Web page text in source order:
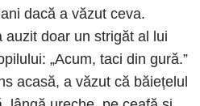
dacă a văzut ceva.
auzit doar un strigăt al lui
„Acum, taci din gură.”
acasă, a văzut că băiețelul